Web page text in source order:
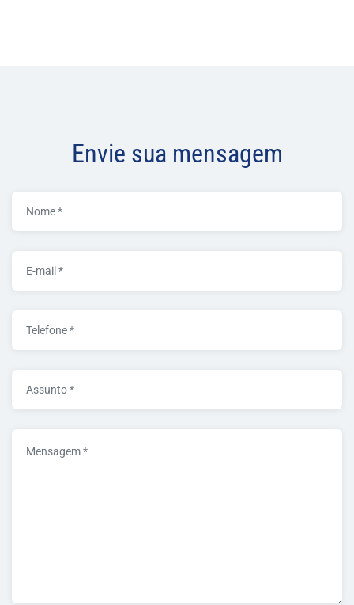
Envie sua mensagem